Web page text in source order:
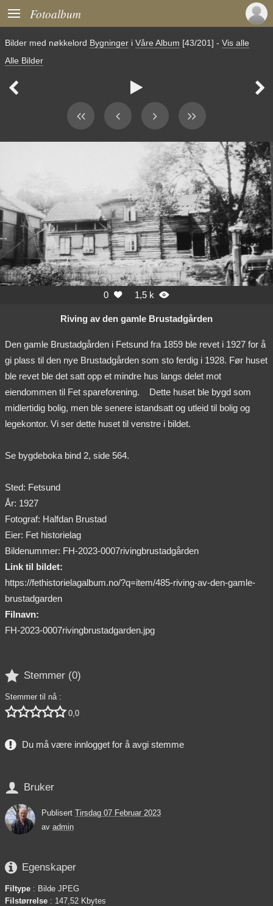
 Fotoalbum
Bilder med nøkkelord Bygninger i Våre Album [43/201] - Vis alle
Alle Bilder
  
0  1,5 k 
Riving av den gamle Brustadgården
Den gamle Brustadgården i Fetsund fra 1859 ble revet i 1927 for å
gi plass til den nye Brustadgården som sto ferdig i 1928. Før huset
ble revet ble det satt opp et mindre hus langs delet mot
eiendommen til Fet spareforening.
Dette huset ble bygd som
midlertidig bolig, men ble senere istandsatt og utleid til bolig og
legekontor. Vi ser dette huset til venstre i bildet.
Se bygdeboka bind 2, side 564.
Sted: Fetsund
År: 1927
Fotograf: Halfdan Brustad
Eier: Fet historielag
Bildenummer: FH-2023-0007rivingbrustadgården
Link til bildet:
https://fethistorielagalbum.no/?q=item/485-riving-av-den-gamle-
brustadgarden
Filnavn:
FH-2023-0007rivingbrustadgarden.jpg
 Stemmer (0)
Stemmer til nå :
 0,0
Du må være innlogget for å avgi stemme
 Bruker
Publisert Tirsdag 07 Februar 2023
av admin
 Egenskaper
Filtype : Bilde JPEG
Filstørrelse : 147,52 Kbytes